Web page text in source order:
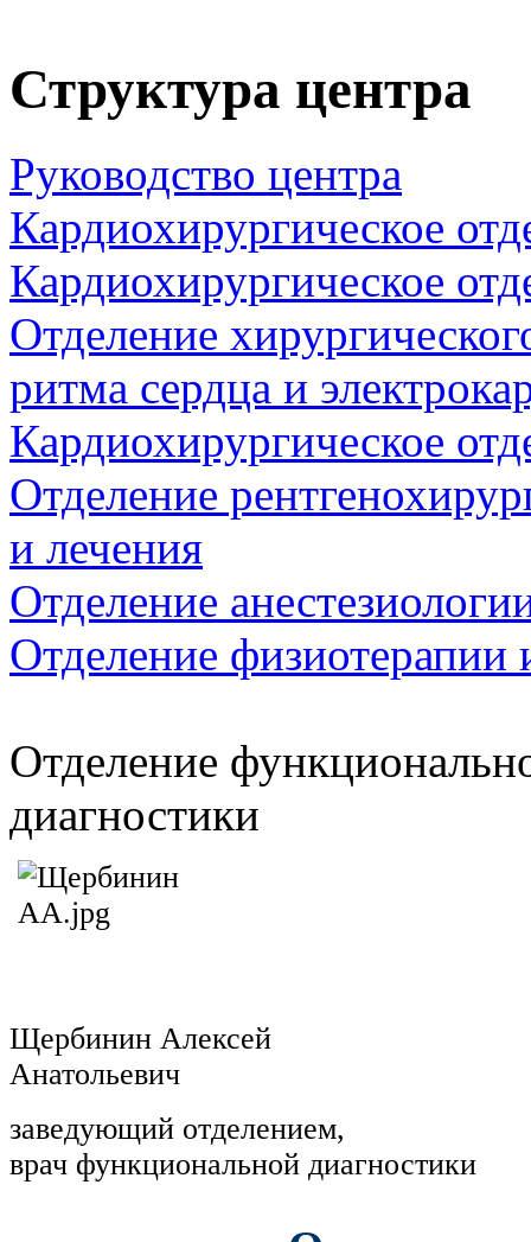
Структура центра
Руководство центра
Кардиохирургическое
Кардиохирургическое
Отделение
ритма сердца и
Кардиохирургическое
Отделение
и лечения
Отделение
Отделение физиотерапии
Отделение
диагностики
Щербинин Алексей
Анатольевич
заведующий отделением,
врач функциональной диагностики